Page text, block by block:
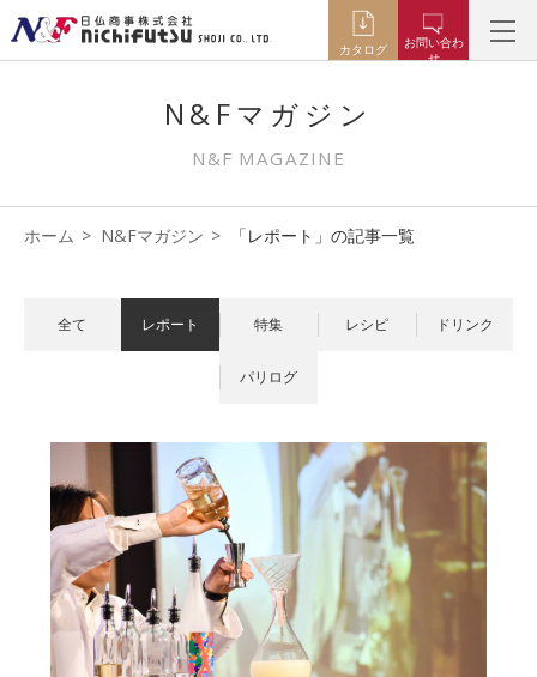
カタログ
お問い合わ
せ
N&Fマガジン
N&F MAGAZINE
ホーム N&Fマガジン 「レポート」の記事一覧
全て レポート 特集 レシピ ドリンク
パリログ